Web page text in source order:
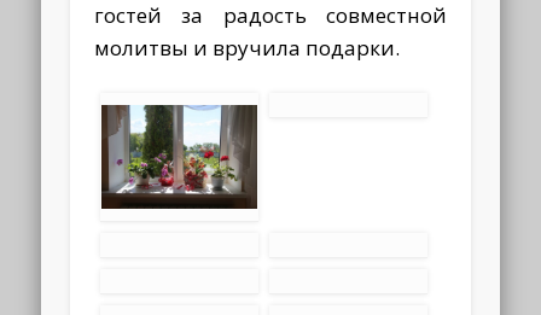
гостей за радость совместной
молитвы и вручила подарки.